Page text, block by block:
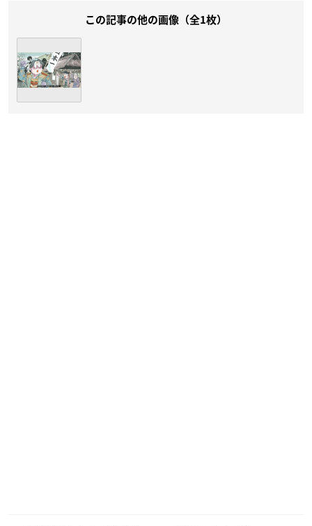
この記事の他の画像（全1枚）